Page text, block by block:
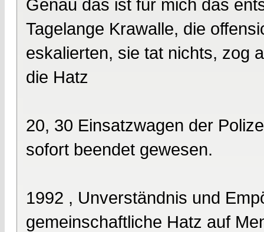
Genau das ist für mich das
Tagelange Krawalle, die
eskalierten, sie tat nichts, zog
die Hatz
20, 30 Einsatzwagen der
sofort beendet gewesen.
1992 , Unverständnis und
gemeinschaftliche Hatz auf